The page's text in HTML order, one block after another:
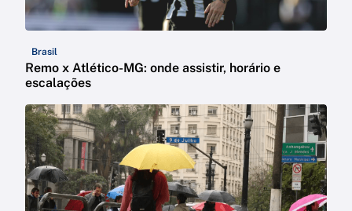
Brasil
Remo x Atlético-MG: onde assistir, horário e
escalações